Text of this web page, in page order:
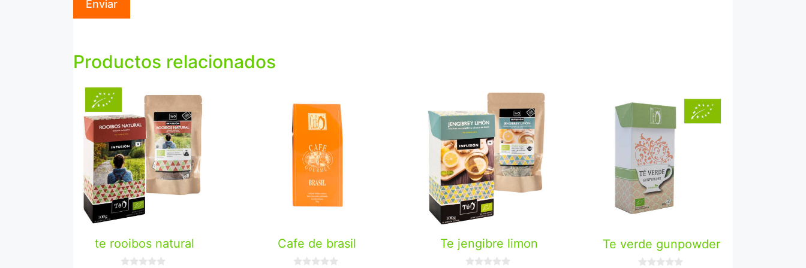
Productos relacionados
te rooibos natural Cafe de brasil Te jengibre limon Te verde gunpowder